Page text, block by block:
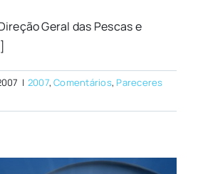
Geral das Pescas e
| 2007,Comentários, Pareceres